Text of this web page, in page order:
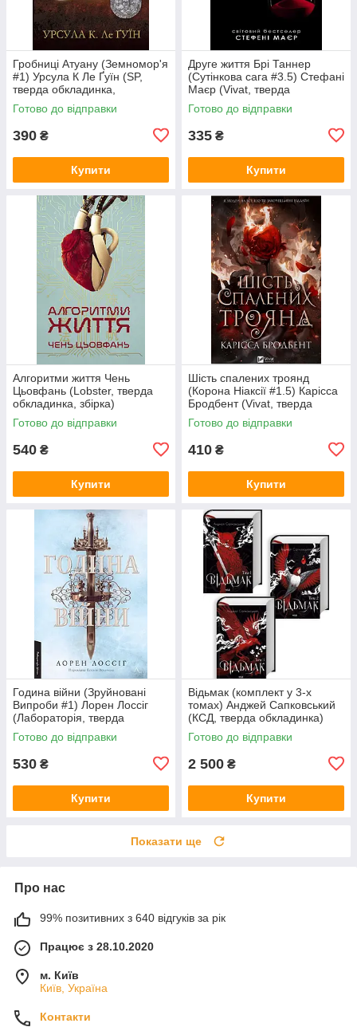
Гробниці Атуану (Земномор'я
#1) Урсула К Ле Ґуїн (SP,
тверда обкладинка,
суперобкладинка))
Готово до відправки
390 ₴
Купити
Друге життя Брі Таннер
(Сутінкова сага #3.5) Стефані
Маєр (Vivat, тверда
обкладинка)
Готово до відправки
335 ₴
Купити
Алгоритми життя Чень
Цьовфань (Lobster, тверда
обкладинка, збірка)
Готово до відправки
540 ₴
Купити
Шість спалених троянд
(Корона Ніаксії #1.5) Карісса
Бродбент (Vivat, тверда
обкладинка, кольоровий зріз,
суперобкладинка)
Готово до відправки
410 ₴
Купити
Година війни (Зруйновані
Випроби #1) Лорен Лоссіг
(Лабораторія, тверда
обкладинка)
Готово до відправки
530 ₴
Купити
Відьмак (комплект у 3-х
томах) Анджей Сапковський
(КСД, тверда обкладинка)
Готово до відправки
2 500 ₴
Купити
Показати ще
Про нас
99% позитивних з 640 відгуків за рік
Працює з 28.10.2020
м. Київ
Київ, Україна
Контакти